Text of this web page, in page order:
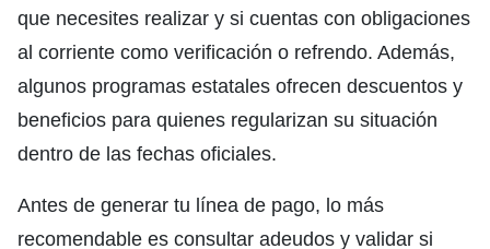
que necesites realizar y si cuentas con obligaciones
al corriente como verificación o refrendo. Además,
algunos programas estatales ofrecen descuentos y
beneficios para quienes regularizan su situación
dentro de las fechas oficiales.
Antes de generar tu línea de pago, lo más
recomendable es consultar adeudos y validar si